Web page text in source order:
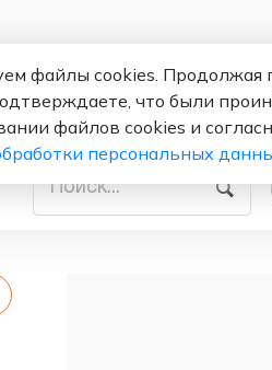
файлы cookies. Продолжая
что были
файлов cookies и
персональных